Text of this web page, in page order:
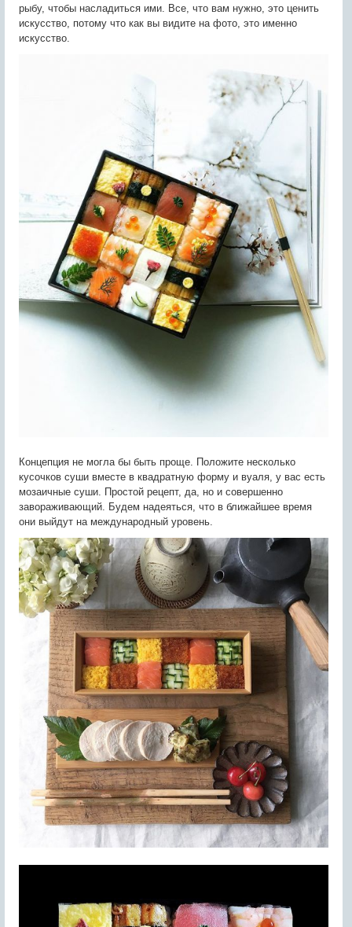
рыбу, чтобы насладиться ими. Все, что вам нужно, это ценить
искусство, потому что как вы видите на фото, это именно
искусство.
Концепция не могла бы быть проще. Положите несколько
кусочков суши вместе в квадратную форму и вуаля, у вас есть
мозаичные суши. Простой рецепт, да, но и совершенно
завораживающий. Будем надеяться, что в ближайшее время
они выйдут на международный уровень.